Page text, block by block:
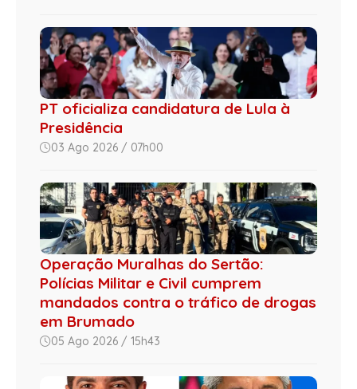
PT oficializa candidatura de Lula à
Presidência
03 Ago 2026 / 07h00
Operação Muralhas do Sertão:
Polícias Militar e Civil cumprem
mandados contra o tráfico de drogas
em Brumado
05 Ago 2026 / 15h43